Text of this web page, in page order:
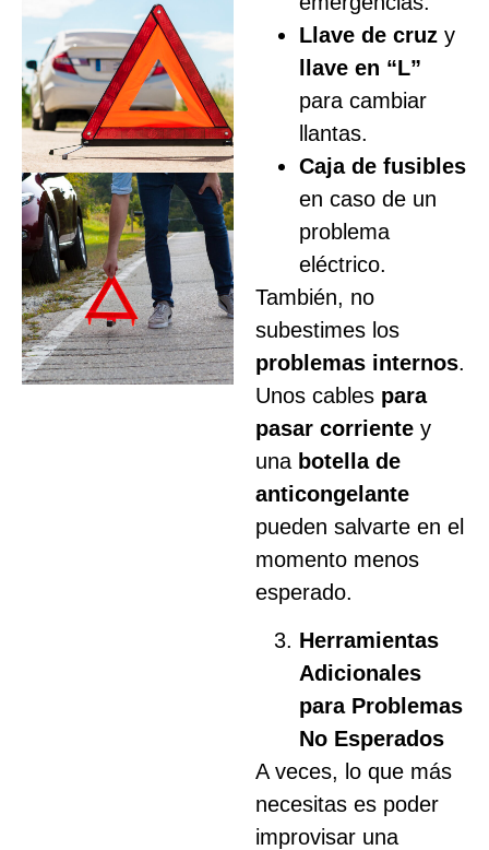
Llave de cruz y
llave en “L”
para cambiar
llantas.
Caja de fusibles
en caso de un
problema
eléctrico.
También, no
subestimes los
problemas internos.
Unos cables para
pasar corriente y
una botella de
anticongelante
pueden salvarte en el
momento menos
esperado.
Herramientas
Adicionales
para Problemas
No Esperados
A veces, lo que más
necesitas es poder
improvisar una